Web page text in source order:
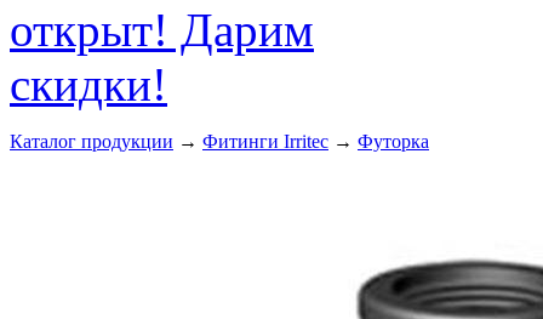
Каталог продукции → Фитинги Irritec → Футорка